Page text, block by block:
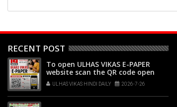
RECENT POST
To open ULHAS VIKAS E-PAPER
website scan the QR code open
your phone's camera app or
Google Lens, point it at the code,
and tap the web link popup that
ULHAS VIKAS HINDI DAILY 2026-7-26